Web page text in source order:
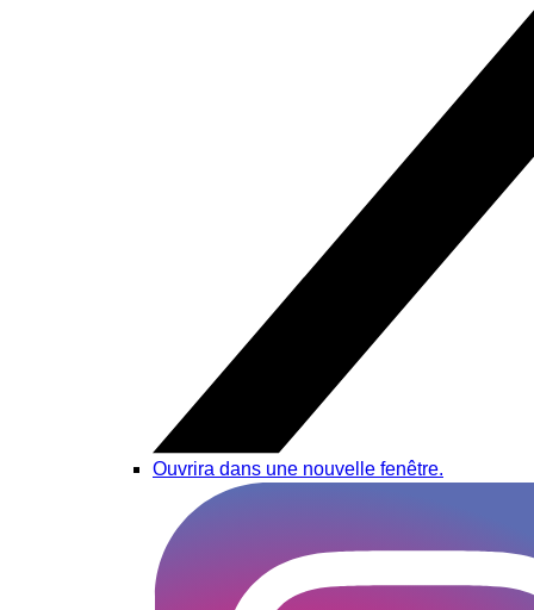
Ouvrira dans une nouvelle fenêtre.